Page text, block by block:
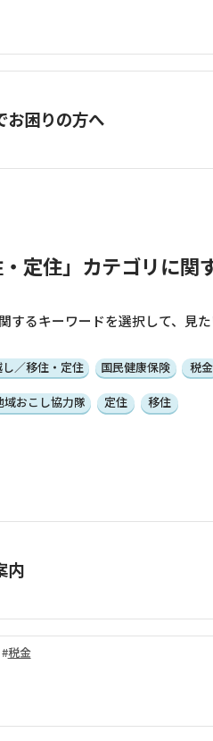
お困りの方へ
・定住」カテゴリに関
するキーワードを選択して、見
／移住・定住 国民健康保険 税金
域おこし協力隊 定住 移住
内
税金